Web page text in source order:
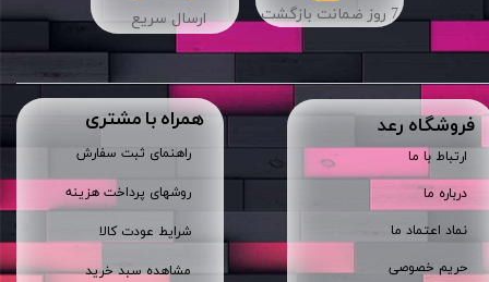
ارسال سریع
​فروشگاه رعد
ارتباط با ما
درباره ما
نماد اعتماد ما
حریم خصوصی
همراه با مشتری
راهنمای ثبت سفارش
روشهای پرداخت هزینه
شرایط عودت کالا
مشاهده سبد خرید
7 روز ضمانت بازگشت